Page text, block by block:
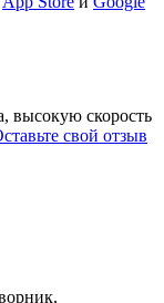
высокую скорость
свой отзыв